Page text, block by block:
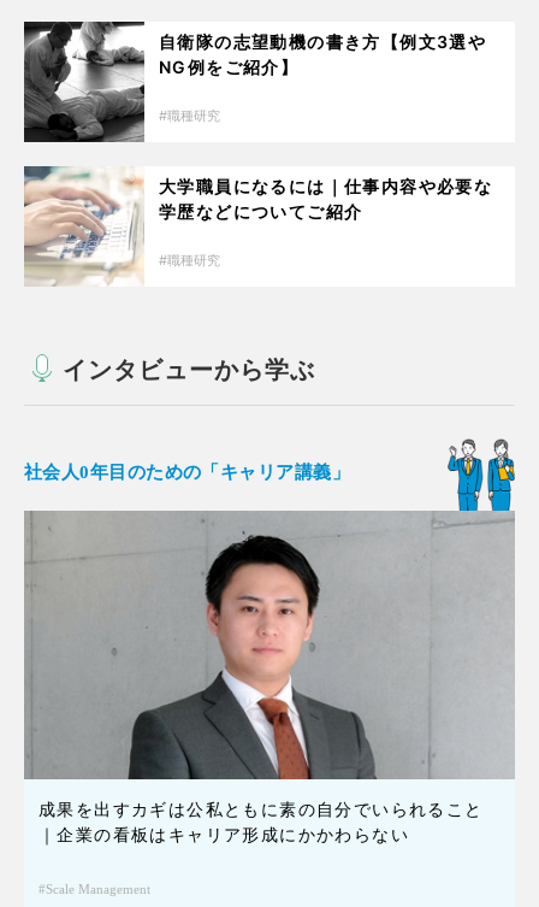
自衛隊の志望動機の書き方【例文3選や
NG例をご紹介】
職種研究
大学職員になるには｜仕事内容や必要な
学歴などについてご紹介
職種研究
インタビューから学ぶ
社会人0年目のための「キャリア講義」
成果を出すカギは公私ともに素の自分でいられること
｜企業の看板はキャリア形成にかかわらない
Scale Management